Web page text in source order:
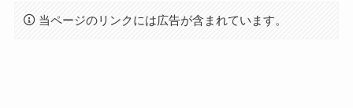
当ページのリンクには広告が含まれています。